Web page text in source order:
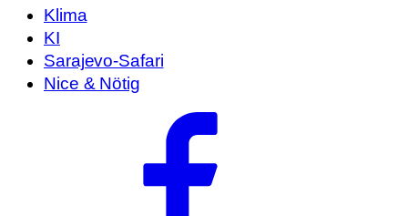
Klima
KI
Sarajevo-Safari
Nice & Nötig